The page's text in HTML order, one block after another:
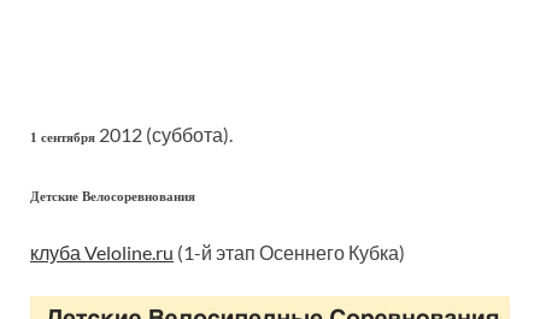
1 сентября 2012 (суббота).
Детские Велосоревнования
клуба Veloline.ru (1-й этап Осеннего Кубка)